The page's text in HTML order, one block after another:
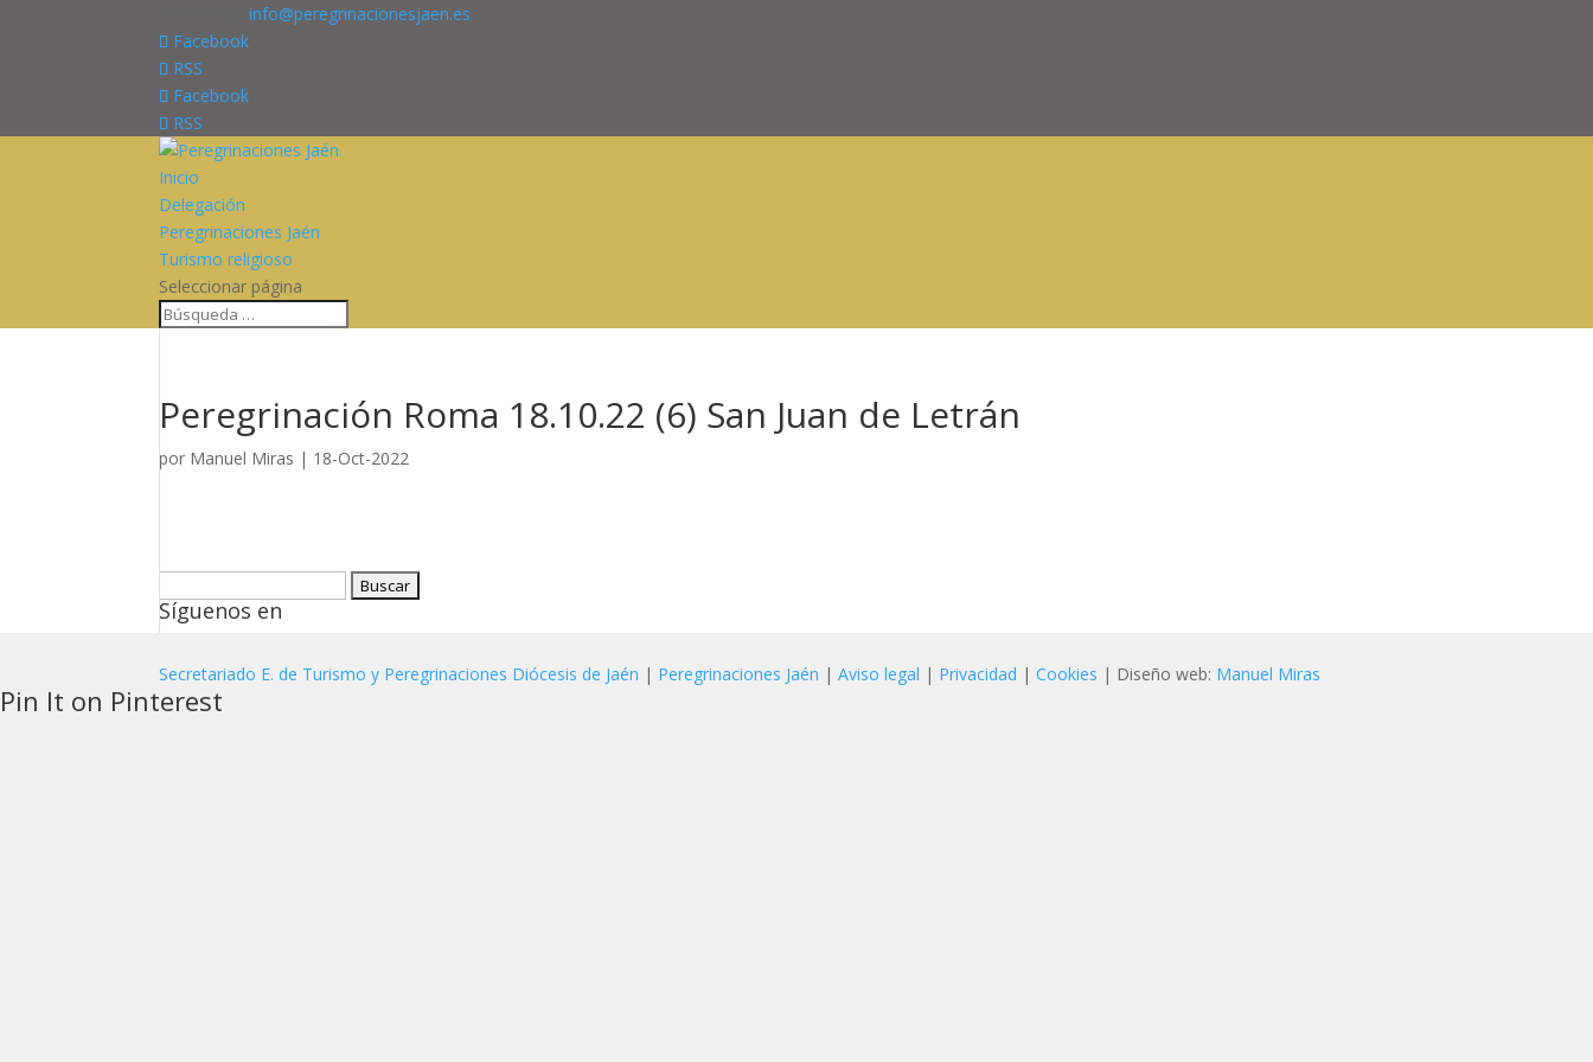
info@peregrinacionesjaen.es
Facebook
RSS
Facebook
RSS
Inicio
Delegación
Peregrinaciones Jaén
Turismo religioso
Seleccionar página
Peregrinación Roma 18.10.22 (6) San Juan de Letrán
por Manuel Miras | 18-Oct-2022
Síguenos en
Secretariado E. de Turismo y Peregrinaciones Diócesis de Jaén | Peregrinaciones Jaén |Aviso legal | Privacidad |Cookies | Diseño web: Manuel Miras
Pin It on Pinterest